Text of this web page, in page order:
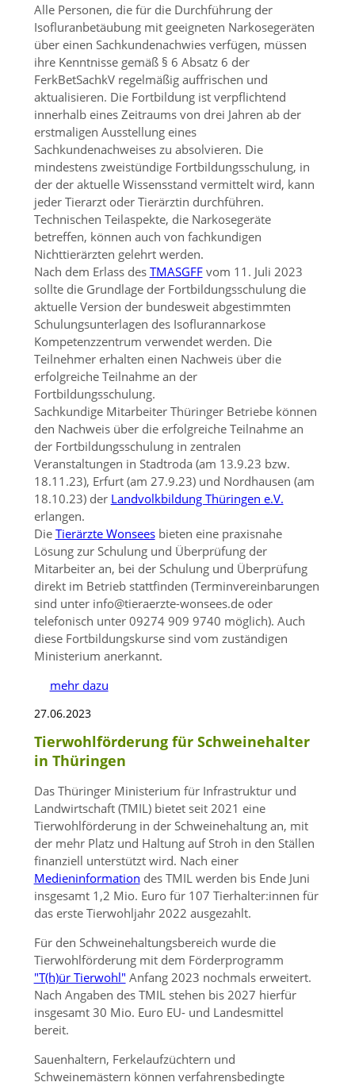
Alle Personen, die für die Durchführung der
Isofluranbetäubung mit geeigneten Narkosegeräten
über einen Sachkundenachwies verfügen, müssen
ihre Kenntnisse gemäß § 6 Absatz 6 der
FerkBetSachkV regelmäßig auffrischen und
aktualisieren. Die Fortbildung ist verpflichtend
innerhalb eines Zeitraums von drei Jahren ab der
erstmaligen Ausstellung eines
Sachkundenachweises zu absolvieren. Die
mindestens zweistündige Fortbildungsschulung, in
der der aktuelle Wissensstand vermittelt wird, kann
jeder Tierarzt oder Tierärztin durchführen.
Technischen Teilaspekte, die Narkosegeräte
betreffen, können auch von fachkundigen
Nichttierärzten gelehrt werden.
Nach dem Erlass des TMASGFFvom 11. Juli 2023
sollte die Grundlage der Fortbildungsschulung die
aktuelle Version der bundesweit abgestimmten
Schulungsunterlagen des Isoflurannarkose
Kompetenzzentrum verwendet werden. Die
Teilnehmer erhalten einen Nachweis über die
erfolgreiche Teilnahme an der
Fortbildungsschulung.
Sachkundige Mitarbeiter Thüringer Betriebe können
den Nachweis über die erfolgreiche Teilnahme an
der Fortbildungsschulung in zentralen
Veranstaltungen in Stadtroda (am 13.9.23 bzw.
18.11.23), Erfurt (am 27.9.23) und Nordhausen (am
18.10.23) der Landvolkbildung Thüringen e.V.
erlangen.
Die Tierärzte Wonseesbieten eine praxisnahe
Lösung zur Schulung und Überprüfung der
Mitarbeiter an, bei der Schulung und Überprüfung
direkt im Betrieb stattfinden (Terminvereinbarungen
sind unter info@tieraerzte-wonsees.de oder
telefonisch unter 09274 909 9740 möglich). Auch
diese Fortbildungskurse sind vom zuständigen
Ministerium anerkannt.
mehr dazu
27.06.2023
Tierwohlförderung für Schweinehalter
in Thüringen
Das Thüringer Ministerium für Infrastruktur und
Landwirtschaft (TMIL) bietet seit 2021 eine
Tierwohlförderung in der Schweinehaltung an, mit
der mehr Platz und Haltung auf Stroh in den Ställen
finanziell unterstützt wird. Nach einer
Medieninformation des TMIL werden bis Ende Juni
insgesamt 1,2 Mio. Euro für 107 Tierhalter:innen für
das erste Tierwohljahr 2022 ausgezahlt.
Für den Schweinehaltungsbereich wurde die
Tierwohlförderung mit dem Förderprogramm
"T(h)ür Tierwohl" Anfang 2023 nochmals erweitert.
Nach Angaben des TMIL stehen bis 2027 hierfür
insgesamt 30 Mio. Euro EU- und Landesmittel
bereit.
Sauenhaltern, Ferkelaufzüchtern und
Schweinemästern können verfahrensbedingte